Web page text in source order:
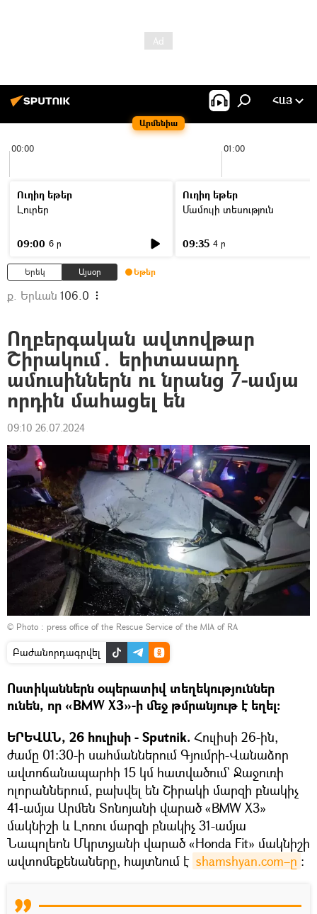
Արմենիա
ՀԱՅ
00:00 01:00
Ուղիղ եթեր
Լուրեր
09:00 6 ր
Ուղիղ եթեր
Մամուլի տեսություն
09:35 4 ր
Երեկ Այսօր Եթեր
ք. Երևան 106.0
Ողբերգական ավտովթար
Շիրակում․ երիտասարդ
ամուսիններն ու նրանց 7-ամյա
որդին մահացել են
09:10 26.07.2024
© Photo : press office of the Rescue Service of the MIA of RA
Բաժանորդագրվել
Ոստիկաններն օպերատիվ տեղեկություններ
ունեն, որ «BMW X3»-ի մեջ թմրանյութ է եղել։
ԵՐԵՎԱՆ, 26 հուլիսի - Sputnik. Հուլիսի 26-ին,
ժամը 01։30-ի սահմաններում Գյումրի-Վանաձոր
ավտոճանապարհի 15 կմ հատվածում` Ջաջուռի
ոլորաններում, բախվել են Շիրակի մարզի բնակիչ
41-ամյա Արմեն Տոնոյանի վարած «BMW X3»
մակնիշի և Լոռու մարզի բնակիչ 31-ամյա
Նապոլեոն Մկրտչյանի վարած «Honda Fit» մակնիշի
ավտոմեքենաները, հայտնում է shamshyan.com–ը ։